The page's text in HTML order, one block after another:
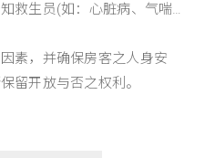
救生员(如：心脏病、气喘…
素，并确保房客之人身安
留开放与否之权利。